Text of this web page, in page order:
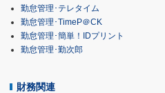
勤怠管理･テレタイム
勤怠管理･TimeP＠CK
勤怠管理･簡単！IDプリント
勤怠管理･勤次郎
財務関連